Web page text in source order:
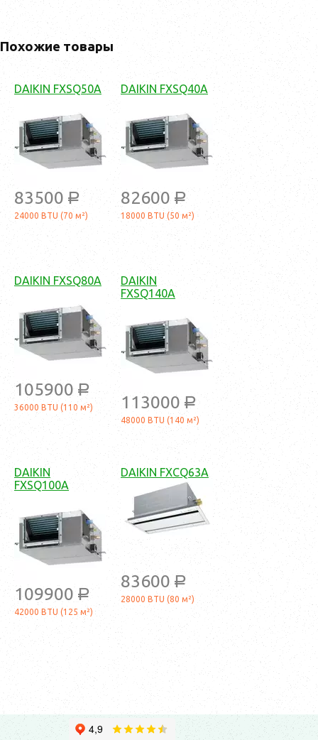
Похожие товары
DAIKIN FXSQ50A
83500 a
24000 BTU (70 м²)
DAIKIN FXSQ40A
82600 a
18000 BTU (50 м²)
DAIKIN FXSQ80A
105900 a
36000 BTU (110 м²)
DAIKIN
FXSQ140A
113000 a
48000 BTU (140 м²)
DAIKIN
FXSQ100A
109900 a
42000 BTU (125 м²)
DAIKIN FXCQ63A
83600 a
28000 BTU (80 м²)